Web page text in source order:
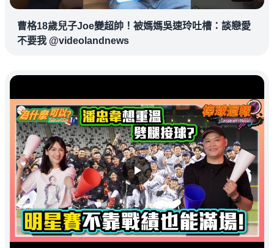
曹格18歲兒子Joe變超帥！被媽媽吳速玲吐槽：談戀愛
不要我 @videolandnews